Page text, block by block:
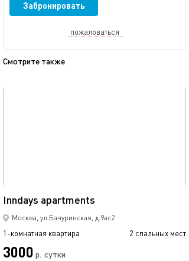
Забронировать
пожаловаться
Смотрите также
Inndays apartments
Москва, ул.Бачуринская, д.9ас2
1-комнатная квартира 2 спальных мест
3000 р. сутки